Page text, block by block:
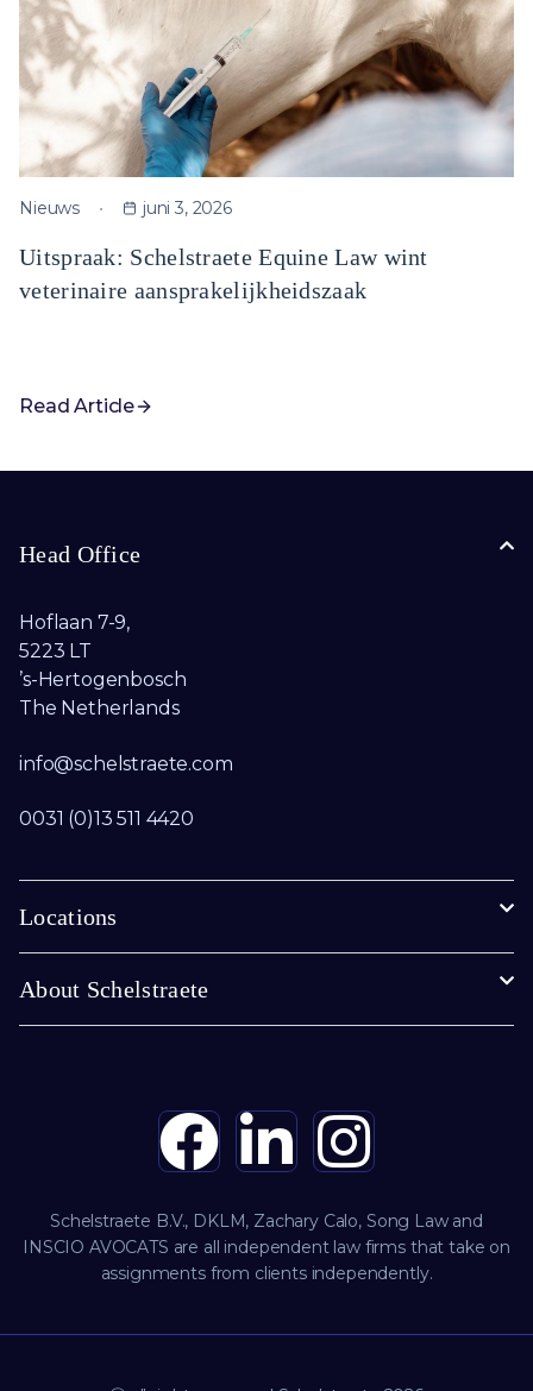
Nieuws juni 3, 2026
Uitspraak: Schelstraete Equine Law wint
veterinaire aansprakelijkheidszaak
Read Article
Head Office
Hoflaan 7-9,
5223 LT
’s-Hertogenbosch
The Netherlands
info@schelstraete.com​
0031 (0)13 511 4420
Locations
About Schelstraete
Schelstraete B.V., DKLM, Zachary Calo, Song Law and
INSCIO AVOCATS are all independent law firms that take on
assignments from clients independently.